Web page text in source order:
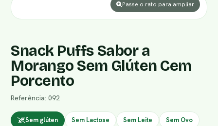
Passe o rato para ampliar
Snack Puffs Sabor a
Morango Sem Glúten Cem
Porcento
Referência: 092
Sem glúten Sem Lactose Sem Leite Sem Ovo